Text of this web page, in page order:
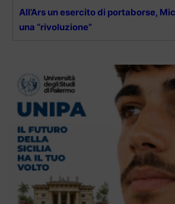
All’Ars un esercito di portaborse,
una “rivoluzione”